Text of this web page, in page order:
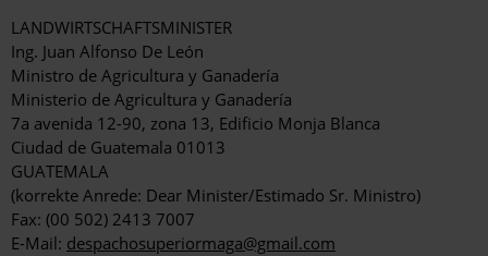
LANDWIRTSCHAFTSMINISTER
Ing. Juan Alfonso De León
Ministro de Agricultura y Ganadería
Ministerio de Agricultura y Ganadería
7a avenida 12-90, zona 13, Edificio Monja Blanca
Ciudad de Guatemala 01013
GUATEMALA
(korrekte Anrede: Dear Minister/Estimado Sr. Ministro)
Fax: (00 502) 2413 7007
E-Mail: despachosuperiormaga@gmail.com